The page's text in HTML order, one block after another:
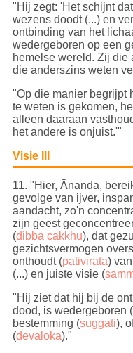
"Hij zegt: 'Het schijnt
wezens doodt (...) en
ontbinding van het
wedergeboren op een
hemelse wereld. Zij die
die anderszins weten
"Op die manier begrijpt
te weten is gekomen,
alleen daaraan
het andere is onjuist.'"
Visie III
11. "Hier, Ānanda,
gevolge van ijver,
aandacht, zo'n
zijn geest
(dibba cakkhu), dat
gezichtsvermogen
onthoudt (pativirata)
(...) en juiste visie (
"Hij ziet dat hij bij de
dood, is wedergeboren (
bestemming (suggati),
(devaloka)."